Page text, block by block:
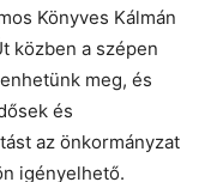
Könyves Kálmán
közben a szépen
meg, és
és
az önkormányzat
igényelhető.